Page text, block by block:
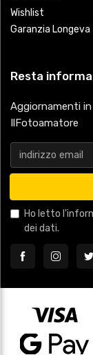
Wishlist
Garanzia Longeva
Resta
Aggiornamenti
IlFotoamatore
Ho letto
dei dati.